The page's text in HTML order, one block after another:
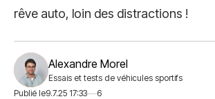
rêve auto, loin des distractions !
Alexandre Morel
Essais et tests de véhicules sportifs
Publié le9.7.25 17:33 6